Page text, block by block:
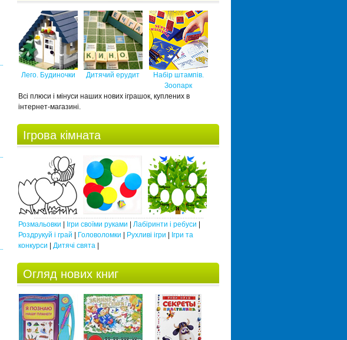
Лего. Будиночки Дитячий ерудит
Набір штампів.
Зоопарк
Всі плюси і мінуси наших нових іграшок, куплених в
інтернет-магазині.
Ігрова кімната
Розмальовки Ігри своїми руками Лабіринти і ребуси
Роздрукуй і грай
Головоломки Рухливі ігри
Ігри та
конкурси
Дитячі свята
Огляд нових книг